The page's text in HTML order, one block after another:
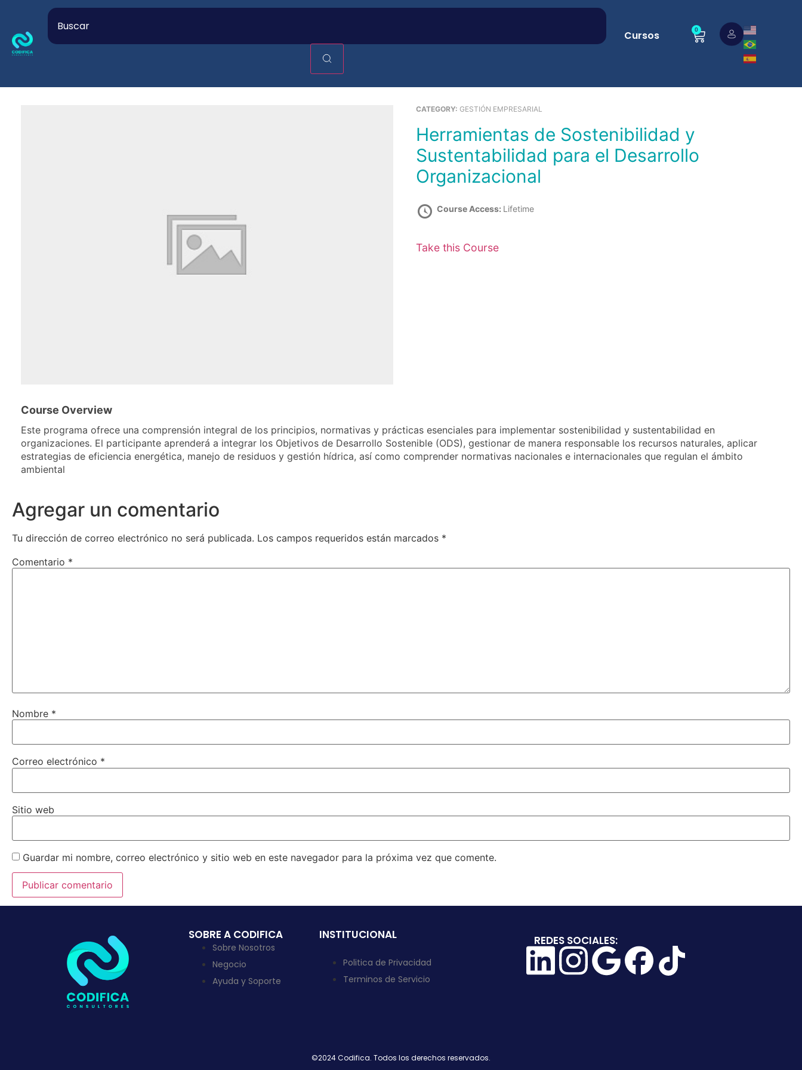
Cursos 0
CATEGORY:GESTIÓN EMPRESARIAL
Herramientas de Sostenibilidad y
Sustentabilidad para el Desarrollo
Organizacional
Course Access: Lifetime
Take this Course
Course Overview
Este programa ofrece una comprensión integral de los principios, normativas y prácticas esenciales para implementar sostenibilidad y sustentabilidad en
organizaciones. El participante aprenderá a integrar los Objetivos de Desarrollo Sostenible (ODS), gestionar de manera responsable los recursos naturales, aplicar
estrategias de eficiencia energética, manejo de residuos y gestión hídrica, así como comprender normativas nacionales e internacionales que regulan el ámbito
ambiental
Agregar un comentario
Tu dirección de correo electrónico no será publicada. Los campos requeridos están marcados *
Comentario *
Nombre *
Correo electrónico *
Sitio web
Guardar mi nombre, correo electrónico y sitio web en este navegador para la próxima vez que comente.
SOBRE A CODIFICA
Sobre Nosotros
Negocio
Ayuda y Soporte
INSTITUCIONAL
Politica de Privacidad
Terminos de Servicio
REDES SOCIALES:
©2024 Codifica. Todos los derechos reservados.